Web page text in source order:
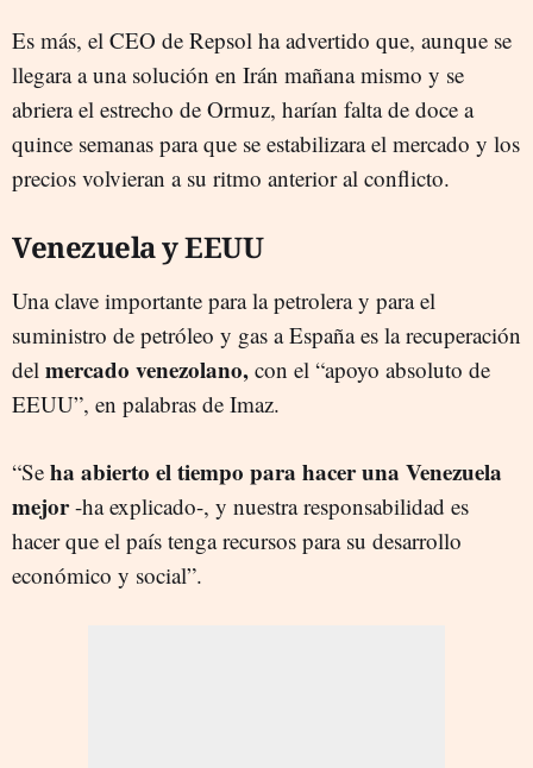
Es más, el CEO de Repsol ha advertido que, aunque se
llegara a una solución en Irán mañana mismo y se
abriera el estrecho de Ormuz, harían falta de doce a
quince semanas para que se estabilizara el mercado y los
precios volvieran a su ritmo anterior al conflicto.
Venezuela y EEUU
Una clave importante para la petrolera y para el
suministro de petróleo y gas a España es la recuperación
del mercado venezolano, con el “apoyo absoluto de
EEUU”, en palabras de Imaz.
“Se ha abierto el tiempo para hacer una Venezuela
mejor-ha explicado-, y nuestra responsabilidad es
hacer que el país tenga recursos para su desarrollo
económico y social”.